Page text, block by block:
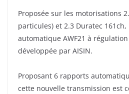
Proposée sur les motorisations
particules) et 2.3 Duratec
automatique AWF21 à
développée par AISIN.
Proposant 6 rapports
cette nouvelle transmission est